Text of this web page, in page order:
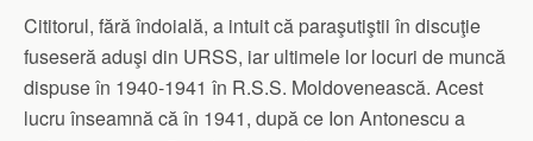
Cititorul, fără îndoială, a intuit că paraşutiştii în discuţie
fuseseră aduşi din URSS, iar ultimele lor locuri de muncă
dispuse în 1940-1941 în R.S.S. Moldovenească. Acest
lucru înseamnă că în 1941, după ce Ion Antonescu a